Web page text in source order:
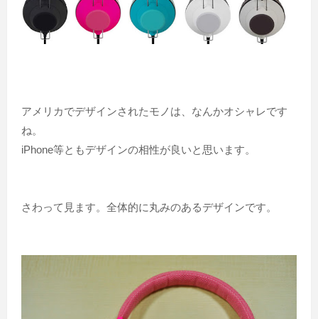
アメリカでデザインされたモノは、なんかオシャレです
ね。
iPhone等ともデザインの相性が良いと思います。
さわって見ます。全体的に丸みのあるデザインです。